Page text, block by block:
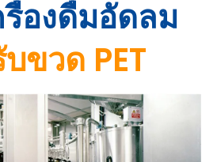
รื่องดื่มอัดลม
ขวด PET